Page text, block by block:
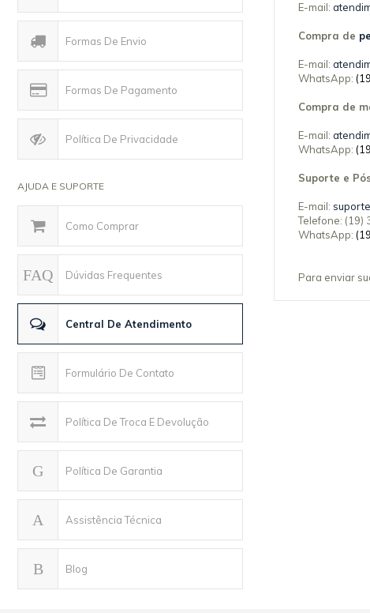
Formas De Envio
Formas De Pagamento
Política De Privacidade
AJUDA E SUPORTE
Como Comprar
Dúvidas Frequentes
Central De Atendimento
Formulário De Contato
Política De Troca E Devolução
Política De Garantia
Assistência Técnica
Blog
E-mail:
Compra de
E-mail:
WhatsApp:
Compra de
E-mail:
WhatsApp:
Suporte e
E-mail:
Telefone: (19)
WhatsApp:
Para enviar